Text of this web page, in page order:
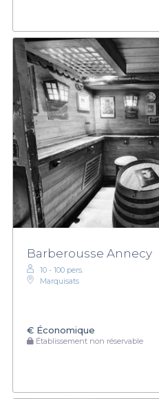
Barberousse Annecy
10 - 100 pers.
Marquisats
€ Économique
Établissement non réservable